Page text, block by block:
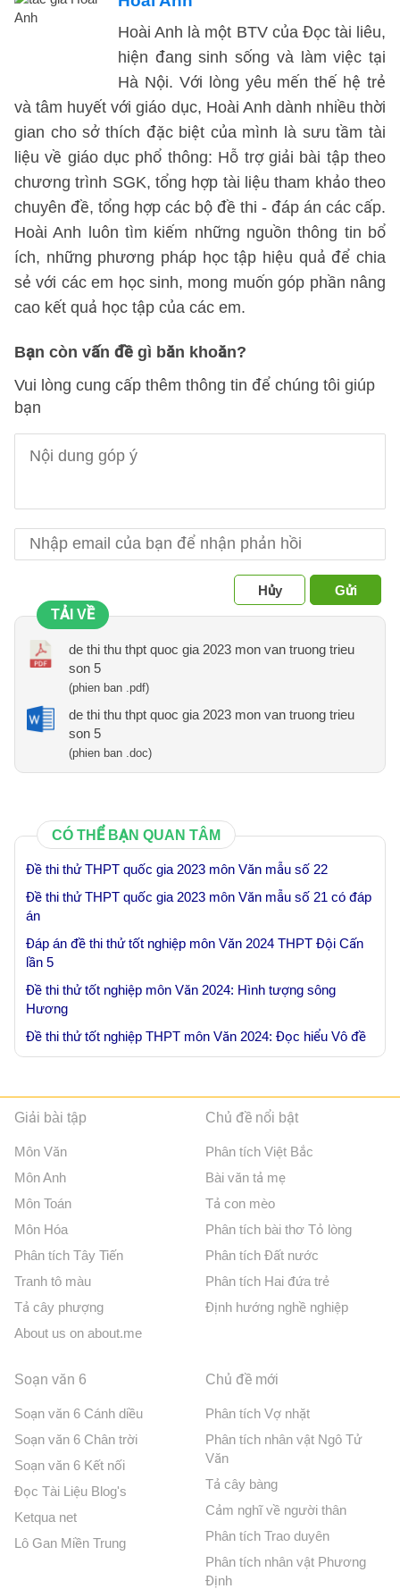
Hoài Anh là một BTV của Đọc tài liêu,
hiện đang sinh sống và làm việc tại
Hà Nội. Với lòng yêu mến thế hệ trẻ
và tâm huyết với giáo dục, Hoài Anh dành nhiều thời
gian cho sở thích đặc biệt của mình là sưu tầm tài
liệu về giáo dục phổ thông: Hỗ trợ giải bài tập theo
chương trình SGK, tổng hợp tài liệu tham khảo theo
chuyên đề, tổng hợp các bộ đề thi - đáp án các cấp.
Hoài Anh luôn tìm kiếm những nguồn thông tin bổ
ích, những phương pháp học tập hiệu quả để chia
sẻ với các em học sinh, mong muốn góp phần nâng
cao kết quả học tập của các em.
Bạn còn vấn đề gì băn khoăn?
Vui lòng cung cấp thêm thông tin để chúng tôi giúp
bạn
Hủy
Gửi
TẢI VỀ
de thi thu thpt quoc gia 2023 mon van truong trieu
son 5
(phien ban .pdf)
de thi thu thpt quoc gia 2023 mon van truong trieu
son 5
(phien ban .doc)
CÓ THỂ BẠN QUAN TÂM
Đề thi thử THPT quốc gia 2023 môn Văn mẫu số 22
Đề thi thử THPT quốc gia 2023 môn Văn mẫu số 21 có đáp
án
Đáp án đề thi thử tốt nghiệp môn Văn 2024 THPT Đội Cấn
lần 5
Đề thi thử tốt nghiệp môn Văn 2024: Hình tượng sông
Hương
Đề thi thử tốt nghiệp THPT môn Văn 2024: Đọc hiểu Vô đề
Giải bài tập
Môn Văn
Môn Anh
Môn Toán
Môn Hóa
Phân tích Tây Tiến
Tranh tô màu
Tả cây phượng
About us on about.me
Chủ đề nổi bật
Phân tích Việt Bắc
Bài văn tả mẹ
Tả con mèo
Phân tích bài thơ Tỏ lòng
Phân tích Đất nước
Phân tích Hai đứa trẻ
Định hướng nghề nghiệp
Soạn văn 6
Soạn văn 6 Cánh diều
Soạn văn 6 Chân trời
Soạn văn 6 Kết nối
Đọc Tài Liệu Blog's
Ketqua net
Lô Gan Miền Trung
Chủ đề mới
Phân tích Vợ nhặt
Phân tích nhân vật Ngô Tử
Văn
Tả cây bàng
Cảm nghĩ về người thân
Phân tích Trao duyên
Phân tích nhân vật Phương
Định